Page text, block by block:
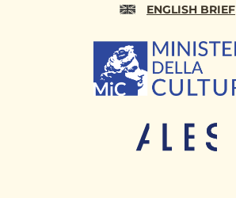
Persona Fisica
REPORT UTILIZZO MENSILE DELLE
EROGAZIONI
ENGLISH BRIEF